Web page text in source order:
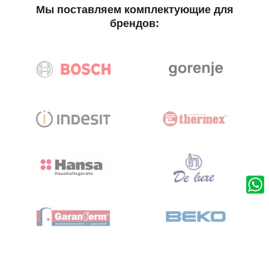
Мы поставляем комплектующие для
брендов: